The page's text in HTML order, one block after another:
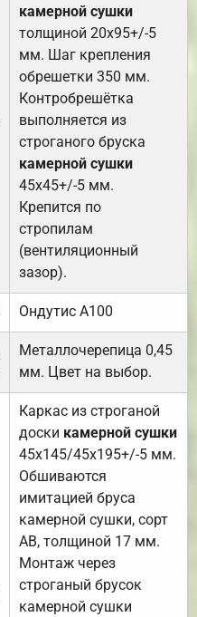
камерной сушки
толщиной 20х95+/-5
мм. Шаг крепления
обрешетки 350 мм.
Контробрешётка
выполняется из
строганого бруска
камерной сушки
45х45+/-5 мм.
Крепится по
стропилам
(вентиляционный
зазор).
Ондутис А100
Металлочерепица 0,45
мм. Цвет на выбор.
Каркас из строганой
доски камерной сушки
45х145/45х195+/-5 мм.
Обшиваются
имитацией бруса
камерной сушки, сорт
АВ, толщиной 17 мм.
Монтаж через
строганый брусок
камерной сушки